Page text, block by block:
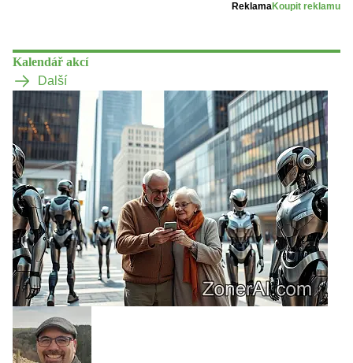
ReklamaKoupit reklamu
Kalendář akcí
Další